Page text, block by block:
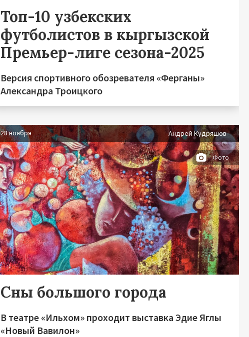
Топ-10 узбекских
футболистов в кыргызской
Премьер-лиге сезона-2025
Версия спортивного обозревателя «Ферганы»
Александра Троицкого
28 ноября Андрей Кудряшов
Фото
Сны большого города
В театре «Ильхом» проходит выставка Эдие Яглы
«Новый Вавилон»